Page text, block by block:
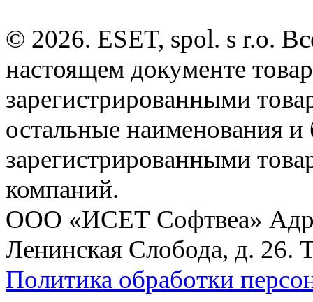
© 2026. ESET, spol. s r.o.
настоящем документе
зарегистрированными
остальные наименования
зарегистрированными
компаний.
ООО «ИСЕТ Софтвеа»
Ленинская Слобода, д. 26.
Политика обработки